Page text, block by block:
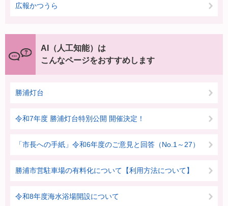
広報かつうら
AI（人工知能）は
こんなページをおすすめします
勝浦灯台
令和7年度 勝浦灯台特別公開 開催決定！
「市長への手紙」令和6年度のご意見と回答（No.1～27）
勝浦市営駐車場の有料化について【利用方法について】
令和8年度海水浴場開設について